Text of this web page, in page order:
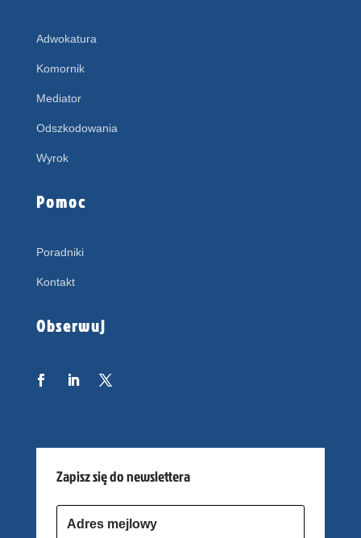
Adwokatura
Komornik
Mediator
Odszkodowania
Wyrok
Pomoc
Poradniki
Kontakt
Obserwuj
Zapisz się do newslettera